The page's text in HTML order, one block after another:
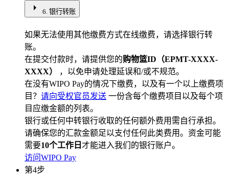
arrow_right 6. 银行转账
如果无法使用其他缴费方式在线缴费，请选择银行转
账。
在提交付款时，请提供您的购物篮ID（EPMT-XXXX-
XXXX）
，以免申请处理延误和/或不规范。
在没有WIPO Pay的情况下缴费，以及有一个以上缴费项
目？ 请向受权官员发送 一份含每个缴费项目以及每个项
目应缴金额的列表。
银行或任何中转银行收取的任何额外费用需自行承担。
请确保您的汇款金额足以支付任何此类费用。资金可能
需要10个工作日 才能进入我们的银行账户。
访问WIPO Pay
第4步